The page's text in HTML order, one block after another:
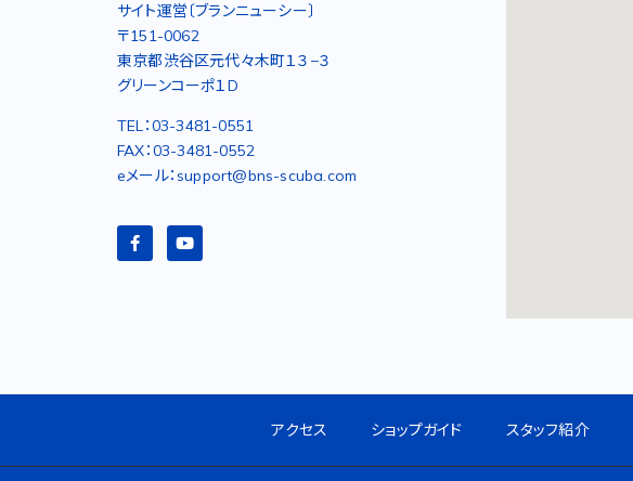
サイト運営〔ブランニューシー〕
〒151-0062
東京都渋谷区元代々木町１３−３
グリーンコーポ１D
TEL：03-3481-0551
FAX：03-3481-0552
eメール：support@bns-scuba.com
アクセス ショップガイド スタッフ紹介